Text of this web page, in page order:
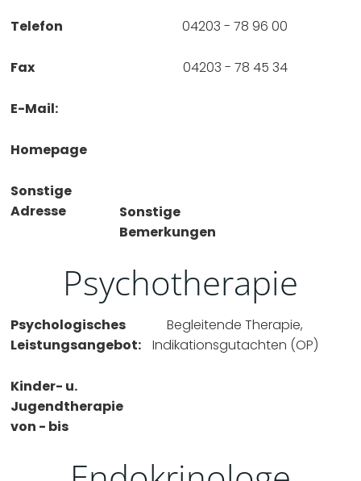
Telefon 04203 - 78 96 00
Fax 04203 - 78 45 34
E-Mail:
Homepage
Sonstige
Adresse
Sonstige
Bemerkungen
Psychotherapie
Psychologisches
Leistungsangebot:
Begleitende Therapie,
Indikationsgutachten (OP)
Kinder- u.
Jugendtherapie
von - bis